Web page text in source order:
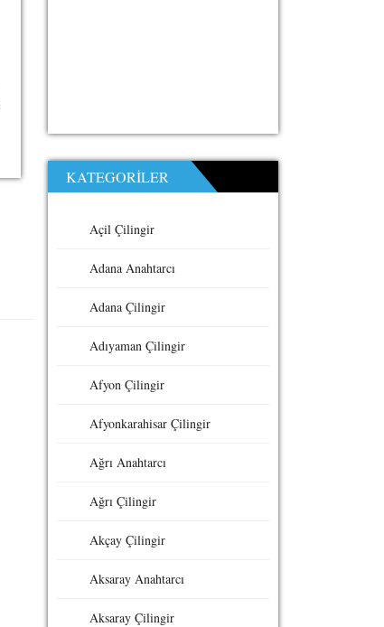
KATEGORILER
Açil Çilingir
Adana Anahtarcı
Adana Çilingir
Adıyaman Çilingir
Afyon Çilingir
Afyonkarahisar Çilingir
Ağrı Anahtarcı
Ağrı Çilingir
Akçay Çilingir
Aksaray Anahtarcı
Aksaray Çilingir